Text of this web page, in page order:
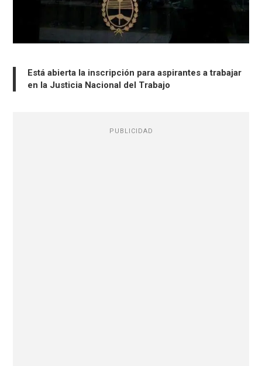
Está abierta la inscripción para aspirantes a trabajar
en la Justicia Nacional del Trabajo
PUBLICIDAD